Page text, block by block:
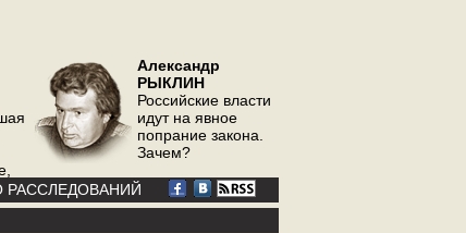
Александр
РЫКЛИН
Российские власти
идут на явное
попрание закона.
Зачем?
РАССЛЕДОВАНИЙ